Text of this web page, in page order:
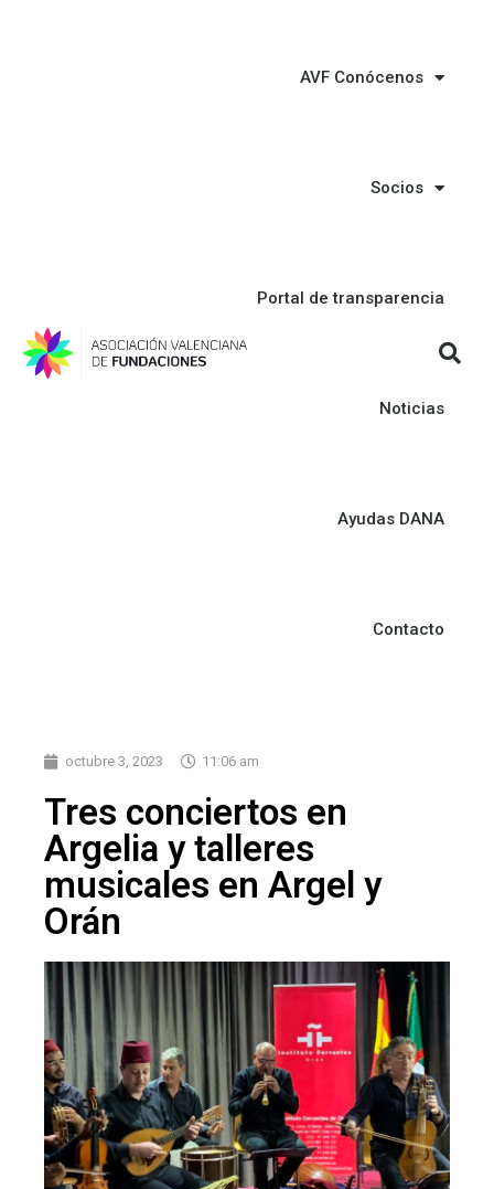
AVF Conócenos
Socios
Portal de transparencia
Noticias
Ayudas DANA
Contacto
octubre 3, 2023 11:06 am
Tres conciertos en
Argelia y talleres
musicales en Argel y
Orán